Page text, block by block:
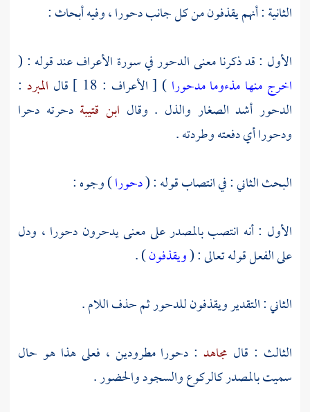
الثانية : أنهم يقذفون من كل جانب دحورا ، وفيه أبحاث :
الأول : قد ذكرنا معنى الدحور في سورة الأعراف عند قوله : (
اخرج منها مذءوما مدحورا) [ الأعراف : 18 ] قال المبرد :
الدحور أشد الصغار والذل . وقال ابن قتيبةدحرته دحرا
ودحورا أي دفعته وطردته .
البحث الثاني : في انتصاب قوله : (دحورا) وجوه :
الأول : أنه انتصب بالمصدر على معنى يدحرون دحورا ، ودل
على الفعل قوله تعالى : (ويقذفون) .
الثاني : التقدير ويقذفون للدحور ثم حذف اللام .
الثالث : قال مجاهد : دحورا مطرودين ، فعلى هذا هو حال
سميت بالمصدر كالركوع والسجود والحضور .